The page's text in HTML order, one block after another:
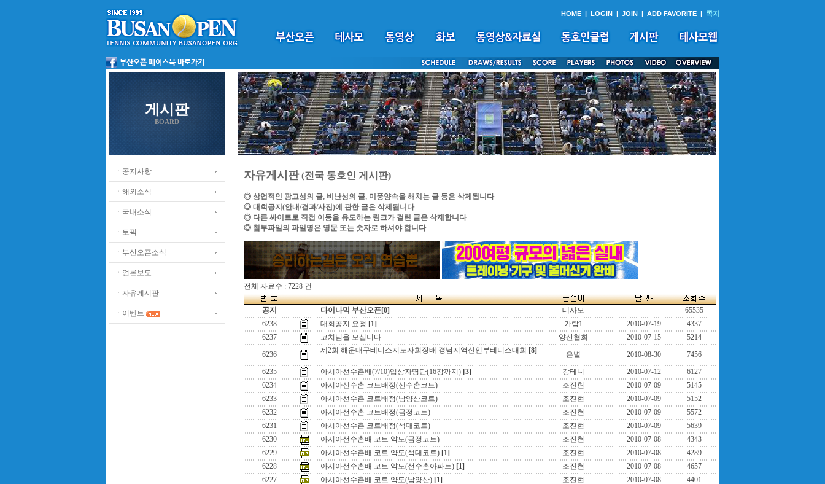
HOME | LOGIN | JOIN | ADD FAVORITE | 쪽지
게시판
BOARD
ㆍ공지사항
ㆍ해외소식
ㆍ국내소식
ㆍ토픽
ㆍ부산오픈소식
ㆍ언론보도
ㆍ자유게시판
ㆍ이벤트
자유게시판(전국 동호인 게시판)
◎ 상업적인 광고성의 글, 비난성의 글, 미풍양속을 해치는 글 등은 삭제됩니다
◎ 대회공지(안내/결과/사진)에 관한 글은 삭제됩니다
◎ 다른 싸이트로 직접 이동을 유도하는 링크가 걸린 글은 삭제합니다
◎ 첨부파일의 파일명은 영문 또는 숫자로 하셔야 합니다
전체 자료수 : 7228 건
공지 다이나믹 부산오픈[0] 테사모 -
65535
6238
대회공지 요청 [1] 가람1 2010-07-19
4337
6237
코치님을 모십니다 양산협회 2010-07-15
5214
6236
제2회 해운대구테니스지도자회장배 경남지역신인부테니스대회 [8] 은별 2010-08-30
7456
6235
아시아선수촌배(7/10)입상자명단(16강까지) [3] 강테니 2010-07-12
6127
6234
아시아선수촌 코트배정(선수촌코트) 조진현 2010-07-09
5145
6233
아시아선수촌 코트배정(남양산코트) 조진현 2010-07-09
5152
6232
아시아선수촌 코트배정(금정코트) 조진현 2010-07-09
5572
6231
아시아선수촌 코트배정(석대코트) 조진현 2010-07-09
5639
6230
아시아선수촌배 코트 약도(금정코트) 조진현 2010-07-08
4343
6229
아시아선수촌배 코트 약도(석대코트) [1] 조진현 2010-07-08
4289
6228
아시아선수촌배 코트 약도(선수촌아파트) [1] 조진현 2010-07-08
4657
6227
아시아선수촌배 코트 약도(남양산) [1] 조진현 2010-07-08
4401